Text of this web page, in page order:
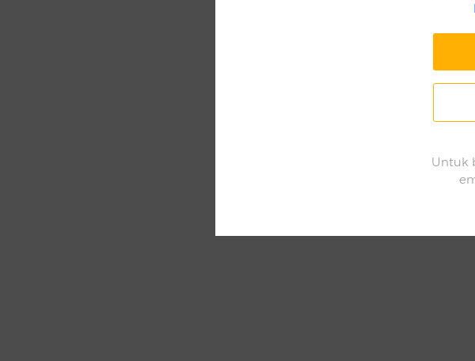
Untuk